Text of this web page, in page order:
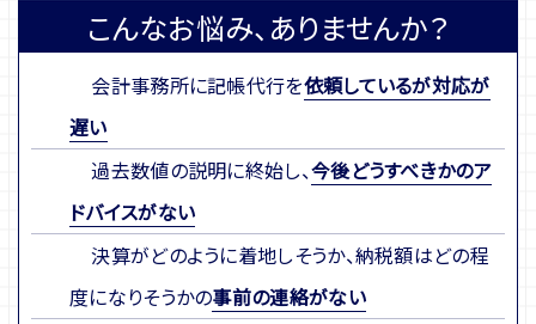
こんなお悩み、ありませんか？
会計事務所に記帳代行を依頼しているが対応が
遅い
過去数値の説明に終始し、今後どうすべきかのア
ドバイスがない
決算がどのように着地しそうか、納税額はどの程
度になりそうかの事前の連絡がない